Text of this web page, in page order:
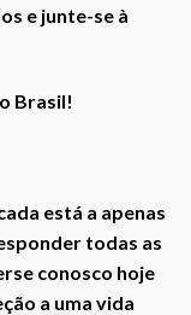
e junte-se à
Brasil!
está a apenas
todas as
conosco hoje
a uma vida